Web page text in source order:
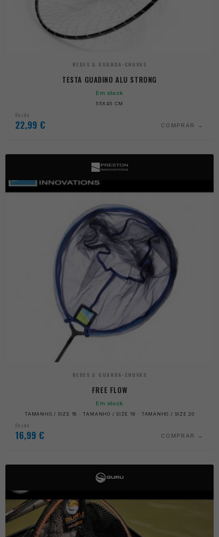
REDES & GUARDA-CHUVAS
TESTA GUADINO ALU STRONG
Em stock
55X45 CM
Desde
22,99 € COMPRAR
REDES & GUARDA-CHUVAS
FREE FLOW
Em stock
TAMANHO / SIZE 16 · TAMANHO / SIZE 18 · TAMANHO / SIZE 20
Desde
16,99 € COMPRAR